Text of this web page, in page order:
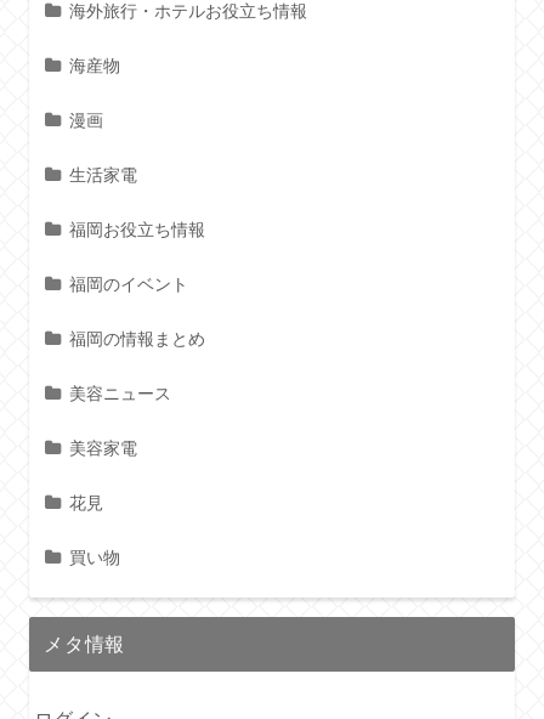
海外旅行・ホテルお役立ち情報
海産物
漫画
生活家電
福岡お役立ち情報
福岡のイベント
福岡の情報まとめ
美容ニュース
美容家電
花見
買い物
メタ情報